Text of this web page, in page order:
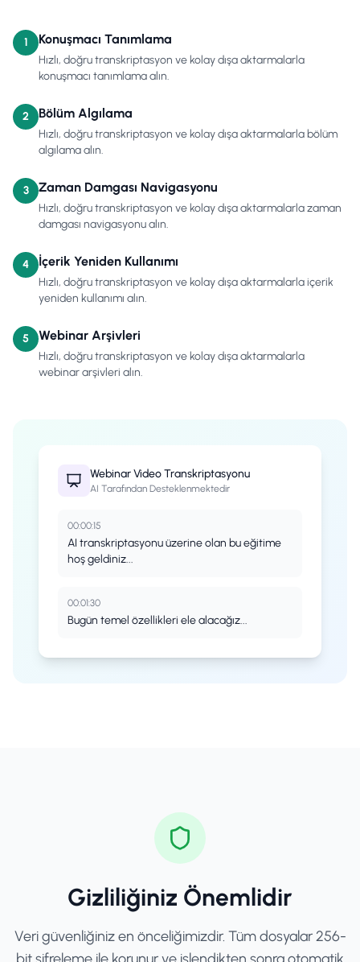
1 Konuşmacı Tanımlama
Hızlı, doğru transkriptasyon ve kolay dışa aktarmalarla
konuşmacı tanımlama alın.
2 Bölüm Algılama
Hızlı, doğru transkriptasyon ve kolay dışa aktarmalarla bölüm
algılama alın.
3 Zaman Damgası Navigasyonu
Hızlı, doğru transkriptasyon ve kolay dışa aktarmalarla zaman
damgası navigasyonu alın.
4 İçerik Yeniden Kullanımı
Hızlı, doğru transkriptasyon ve kolay dışa aktarmalarla içerik
yeniden kullanımı alın.
5 Webinar Arşivleri
Hızlı, doğru transkriptasyon ve kolay dışa aktarmalarla
webinar arşivleri alın.
WebinarVideo Transkriptasyonu
AI Tarafından Desteklenmektedir
00:00:15
AI transkriptasyonu üzerine olan bu eğitime
hoş geldiniz...
00:01:30
Bugün temel özellikleri ele alacağız...
Gizliliğiniz Önemlidir
Veri güvenliğiniz en önceliğimizdir. Tüm dosyalar 256-